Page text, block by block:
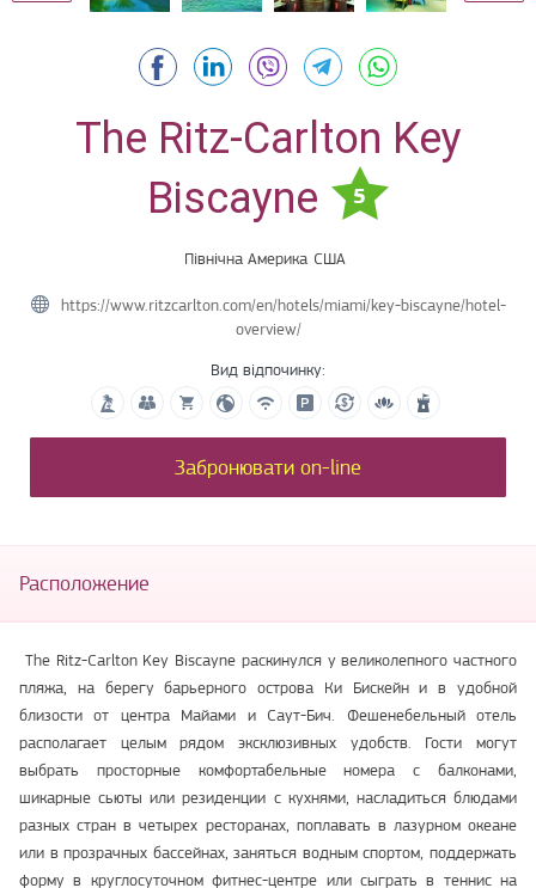
The Ritz-Carlton Key
Biscayne
5
Північна Америка США
https://www.ritzcarlton.com/en/hotels/miami/key-biscayne/hotel-
overview/
Вид відпочинку:
Забронювати on-line
Расположение
The Ritz-Carlton Key Biscayne раскинулся у великолепного частного
пляжа, на берегу барьерного острова Ки Бискейн и в удобной
близости от центра Майами и Саут-Бич. Фешенебельный отель
располагает целым рядом эксклюзивных удобств. Гости могут
выбрать просторные комфортабельные номера с балконами,
шикарные сьюты или резиденции с кухнями, насладиться блюдами
разных стран в четырех ресторанах, поплавать в лазурном океане
или в прозрачных бассейнах, заняться водным спортом, поддержать
форму в круглосуточном фитнес-центре или сыграть в теннис на